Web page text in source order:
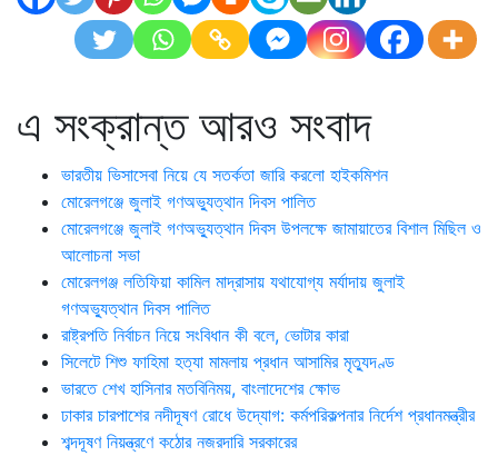
এ সংক্রান্ত আরও সংবাদ
ভারতীয় ভিসাসেবা নিয়ে যে সতর্কতা জারি করলো হাইকমিশন
মোরেলগঞ্জে জুলাই গণঅভ্যুত্থান দিবস পালিত
মোরেলগঞ্জে জুলাই গণঅভ্যুত্থান দিবস উপলক্ষে জামায়াতের বিশাল মিছিল ও
আলোচনা সভা
মোরেলগঞ্জ লতিফিয়া কামিল মাদ্রাসায় যথাযোগ্য মর্যাদায় জুলাই
গণঅভ্যুত্থান দিবস পালিত
রাষ্ট্রপতি নির্বাচন নিয়ে সংবিধান কী বলে, ভোটার কারা
সিলেটে শিশু ফাহিমা হত্যা মামলায় প্রধান আসামির মৃত্যুদণ্ড
ভারতে শেখ হাসিনার মতবিনিময়, বাংলাদেশের ক্ষোভ
ঢাকার চারপাশের নদীদূষণ রোধে উদ্যোগ: কর্মপরিকল্পনার নির্দেশ প্রধানমন্ত্রীর
শব্দদূষণ নিয়ন্ত্রণে কঠোর নজরদারি সরকারের